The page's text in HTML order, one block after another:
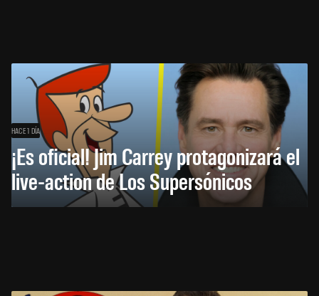
HACE 1 DÍA
¡Es oficial! Jim Carrey protagonizará el
live-action de Los Supersónicos